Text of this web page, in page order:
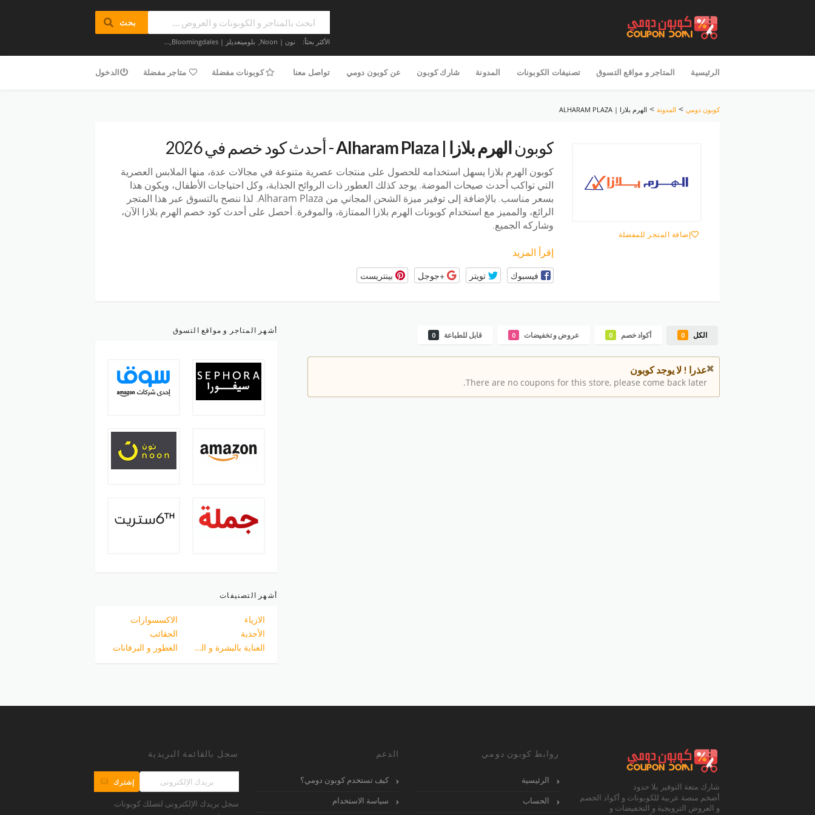
بحث
الأكثر بحثاً: نون | Noon , بلومينغديلز | Bloomingdales ,...
للمحتوى
الرئيسية المتاجر و مواقع التسوق تصنيفات الكوبونات المدونة شارك كوبون عن كوبون دومي تواصل معنا كوبونات مفضلة متاجر مفضلة الدخول
كوبون دومي > المدونة > الهرم بلازا | ALHARAM PLAZA
إضافة المتجر للمفضلة
كوبونالهرم بلازا | Alharam Plaza - أحدث كود خصم في 2026
كوبون الهرم بلازا يسهل استخدامه للحصول على منتجات عصرية متنوعة في مجالات عدة، منها الملابس العصرية
التي تواكب أحدث صيحات الموضة. يوجد كذلك العطور ذات الروائح الجذابة، وكل احتياجات الأطفال، ويكون هذا
بسعر مناسب. بالإضافة إلى توفير ميزة الشحن المجاني من
. لذا ننصح بالتسوق عبر هذا المتجر
الرائع، والمميز مع استخدام كوبونات الهرم بلازا الممتازة، والموفرة. أحصل على أحدث كود خصم الهرم بلازا الآن،
وشاركه الجميع.
إقرأ المزيد
فيسبوك تويتر +جوجل بينتريست
الكل 0 أكواد خصم 0 عروض و تخفيضات 0 قابل للطباعة 0
عذرا ! لا يوجد كوبون
There are no coupons for this store, please come back later.
أشهر المتاجر و مواقع التسوق
أشهر التصنيفات
الازياء
الاكسسوارات
الأحذية
الحقائب
العناية بالبشرة و الجسم
العطور و البرفانات
شارك متعة التوفير بلا حدود
أضخم منصة عربية للكوبونات و أكواد الخصم
و العروض الترويجية و التخفيضات و
روابط كوبون دومي
الرئيسية
الحساب
الدعم
كيف تستخدم كوبون دومي؟
سياسة الاستخدام
سجل بالقائمة البريدية
إشترك
سجل بريدك الإلكترونى لتصلك كوبونات